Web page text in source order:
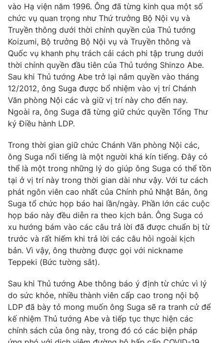
vào Hạ viện năm 1996. Ông đã từng kinh qua một số
chức vụ quan trọng như Thứ trưởng Bộ Nội vụ và
Truyền thông dưới thời chính quyền của Thủ tướng
Koizumi, Bộ trưởng Bộ Nội vụ và Truyền thông và
Quốc vụ khanh phụ trách cải cách phi tập trung dưới
thời chính quyền đầu tiên của Thủ tướng Shinzo Abe.
Sau khi Thủ tướng Abe trở lại nắm quyền vào tháng
12/2012, ông Suga được bổ nhiệm vào vị trí Chánh
Văn phòng Nội các và giữ vị trí này cho đến nay.
Ngoài ra, ông Suga đã từng giữ chức quyền Tổng Thư
ký Điều hành LDP.
Trong thời gian giữ chức Chánh Văn phòng Nội các,
ông Suga nổi tiếng là một người khá kín tiếng. Đây có
thể là một trong những lý do giúp ông Suga có thể tồn
tại ở vị trí này trong thời gian dài như vậy. Với tư cách
phát ngôn viên cao nhất của Chính phủ Nhật Bản, ông
Suga tổ chức họp báo hai lần/ngày. Phần lớn các cuộc
họp báo này đều diễn ra theo kịch bản. Ông Suga có
xu hướng bám vào các câu trả lời đã được chuẩn bị từ
trước và rất hiếm khi trả lời các câu hỏi ngoài kịch
bản. Vì vậy, ông thường được gọi với nickname
Teppeki (Bức tường sắt).
Sau khi Thủ tướng Abe thông báo ý định từ chức vì lý
do sức khỏe, nhiều thành viên cấp cao trong nội bộ
LDP đã bày tỏ mong muốn ông Suga sẽ ra tranh cử để
kế nhiệm Thủ tướng Abe và tiếp tục thực hiện các
chính sách của ông này, trong đó có các biện pháp